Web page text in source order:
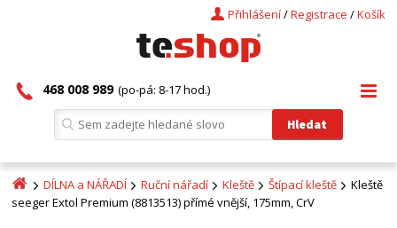
Košík
/
Registrace
/
Přihlášení
468 008 989 (po-pá: 8-17 hod.)
DÍLNA a NÁŘADÍ Ruční nářadí Kleště Štípací kleště
Kleště
seeger Extol Premium (8813513) přímé vnější, 175mm, CrV